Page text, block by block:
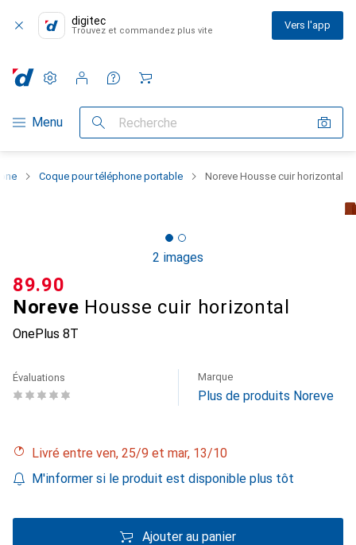
digitec
Trouvez et commandez plus vite Vers l'app
Navigation par catégorie
Menu Recherche
Paramètres
Compte client
Listes de comparaison
Listes d'envies
Panier
Coque pour téléphone portable Noreve Housse cuir horizontal
2 images
Noreve Housse cuir horizontal
OnePlus 8T
CHF
89.90
Évaluations Marque
Plus de produits Noreve
Livré entre ven, 25/9 et mar, 13/10
M'informer si le produit est disponible plus tôt
Ajouter au panier